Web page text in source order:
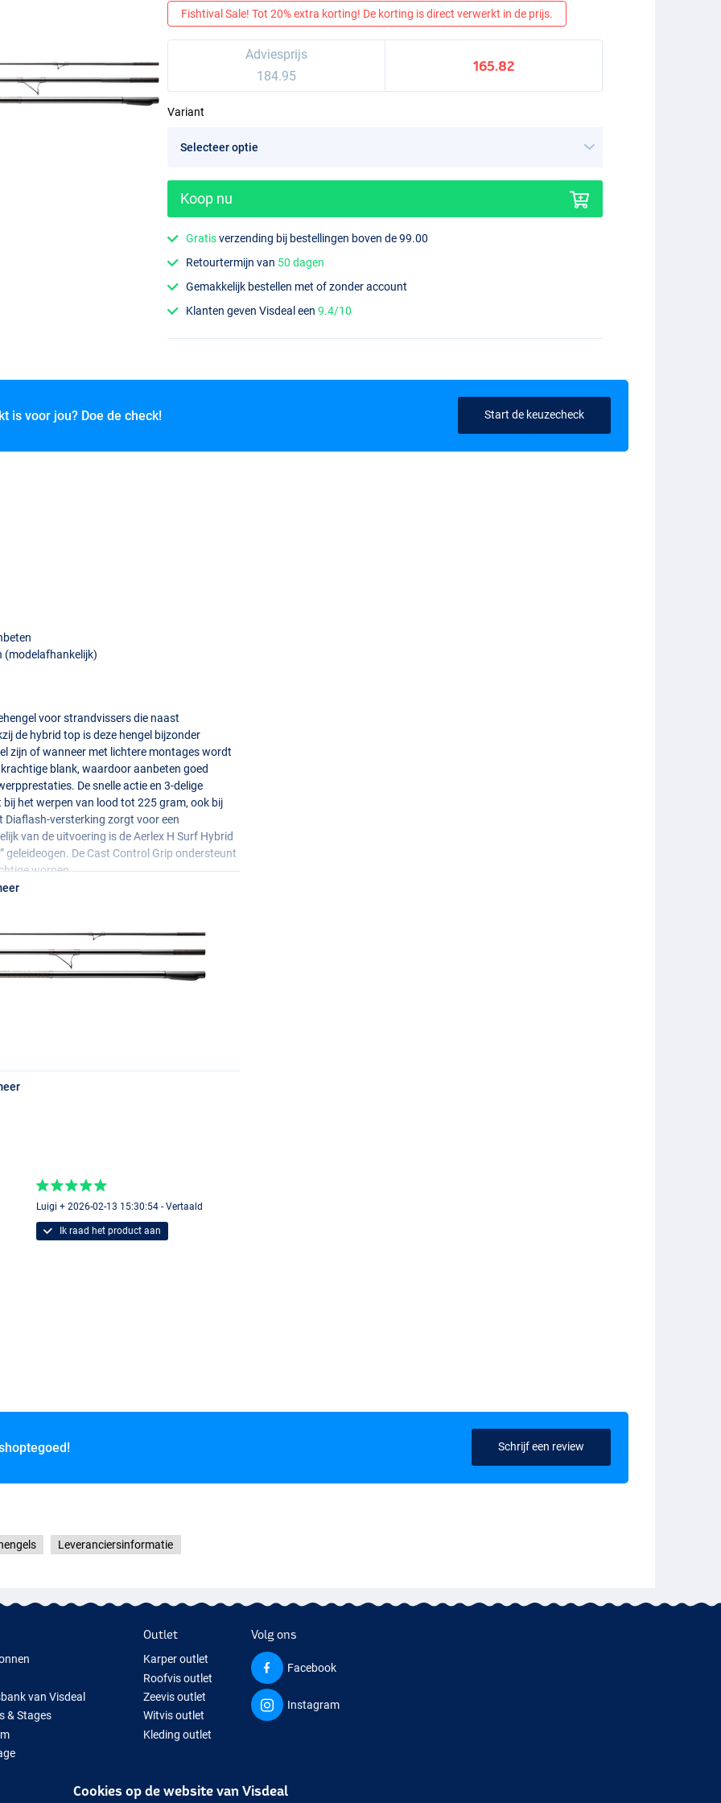
Fishtival Sale! Tot 20% extra korting! De korting is direct verwerkt in de prijs.
Adviesprijs
184.95
165.82
Variant
Koop nu
Gratisverzending bij bestellingen boven de 99.00
Retourtermijn van 50 dagen
Gemakkelijk bestellen met of zonder account
Klanten geven Visdeal een9.4/10
is voor jou? Doe de check! Start de keuzecheck
(modelafhankelijk)
voor strandvissers die naast
de hybrid top is deze hengel bijzonder
zijn of wanneer met lichtere montages wordt
blank, waardoor aanbeten goed
De snelle actie en 3-delige
het werpen van lood tot 225 gram, ook bij
Diaflash-versterking zorgt voor een
van de uitvoering is de Aerlex H Surf Hybrid
geleideogen. De Cast Control Grip ondersteunt
worpen.
Fuji Low Rider Concept “O” geleideogen zijn
extra controle tijdens krachtige worpen.
voor verschillende lijntypes. De
De Plate molenhouder maakt het mogelijk de
Luigi + 2026-02-13 15:30:54 - Vertaald
Ik raad het product aan
Schrijf een review
Leveranciersinformatie
van Visdeal
& Stages
Outlet
Karper outlet
Roofvis outlet
Zeevis outlet
Witvis outlet
Kleding outlet
Volg ons
Facebook
Instagram
Cookies op de website van Visdeal